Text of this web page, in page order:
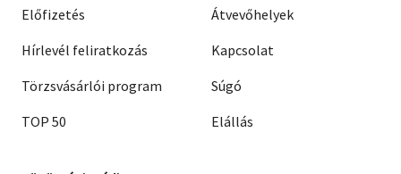
Előfizetés
Hírlevél feliratkozás
Törzsvásárlói program
TOP 50
Átvevőhelyek
Kapcsolat
Súgó
Elállás